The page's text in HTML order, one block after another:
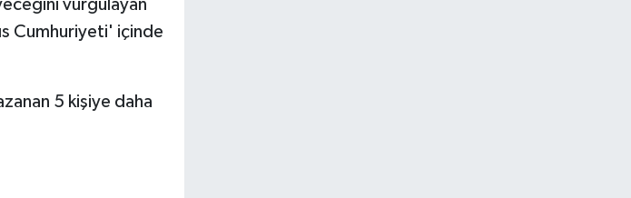
vurgulayan
Cumhuriyeti' içinde
5 kişiye daha